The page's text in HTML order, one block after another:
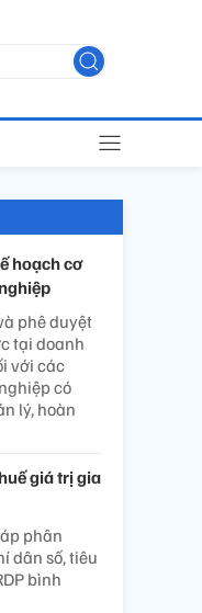
hoạch cơ
phê duyệt
tại doanh
với các
có
lý, hoàn
giá trị gia
phân
dân số, tiêu
bình